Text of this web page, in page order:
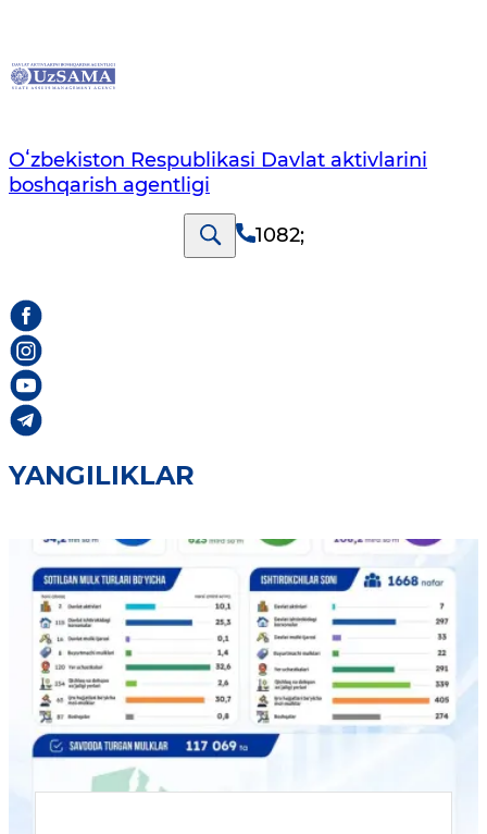
Oʻzbekiston Respublikasi Davlat aktivlarini
boshqarish agentligi
1082;
YANGILIKLAR